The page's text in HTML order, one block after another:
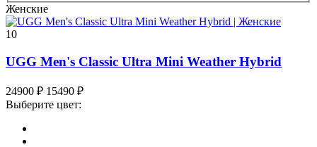
Женские
10
UGG Men's Classic Ultra Mini Weather Hybrid
24900 ₽ 15490 ₽
Выберите цвет: